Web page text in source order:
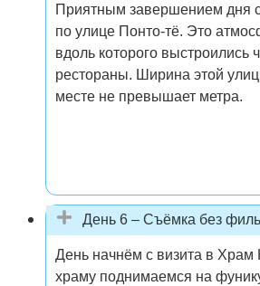
Приятным завершением дня
по улице Понто-тё. Это
вдоль которого выстроились
рестораны. Ширина этой
месте не превышает метра.
День 6 – Съёмка без
День начнём с визита в Храм
храму поднимаемся на